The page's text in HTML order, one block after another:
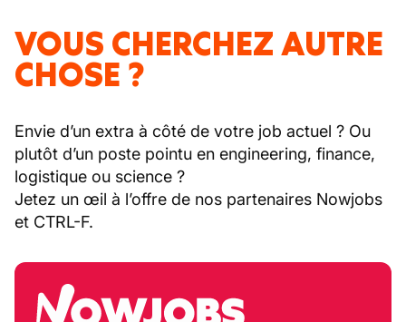
VOUS CHERCHEZ AUTRE
CHOSE ?
Envie d’un extra à côté de votre job actuel ? Ou
plutôt d’un poste pointu en engineering, finance,
logistique ou science ?
Jetez un œil à l’offre de nos partenaires Nowjobs
et CTRL-F.